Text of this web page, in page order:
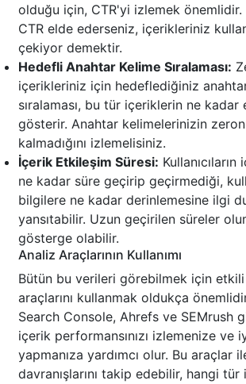
olduğu için, CTR'yi izlemek
CTR elde ederseniz, içerikleriniz
çekiyor demektir.
Hedefli Anahtar Kelime Sıralaması:
içerikleriniz için hedeflediğiniz
sıralaması, bu tür içeriklerin ne
gösterir. Anahtar kelimelerinizin
kalmadığını izlemelisiniz.
İçerik Etkileşim Süresi:
ne kadar süre geçirip geçirmediği,
bilgilere ne kadar derinlemesine ilgi
yansıtabilir. Uzun geçirilen süreler
gösterge olabilir.
Analiz Araçlarının Kullanımı
Bütün bu verileri görebilmek için
araçlarını kullanmak oldukça
Search Console, Ahrefs ve SEMrush
içerik performansınızı izlemenize ve
yapmanıza yardımcı olur. Bu araçlar
davranışlarını takip edebilir, hangi